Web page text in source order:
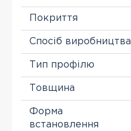
Покриття
Спосіб виробництва
Тип профілю
Товщина
Форма
встановлення